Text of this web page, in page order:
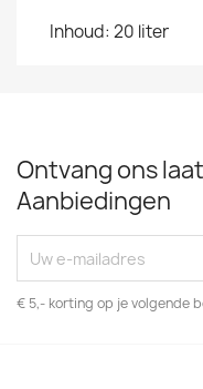
Inhoud: 20 liter
Ontvang ons
Aanbiedingen
€ 5,- korting op je volgende